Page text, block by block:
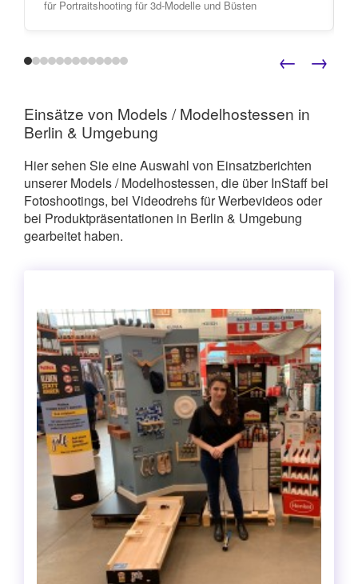
für Portraitshooting für 3d-Modelle und Büsten
← →
Einsätze von Models / Modelhostessen in
Berlin & Umgebung
Hier sehen Sie eine Auswahl von Einsatzberichten
unserer Models / Modelhostessen, die über InStaff bei
Fotoshootings, bei Videodrehs für Werbevideos oder
bei Produktpräsentationen in Berlin & Umgebung
gearbeitet haben.